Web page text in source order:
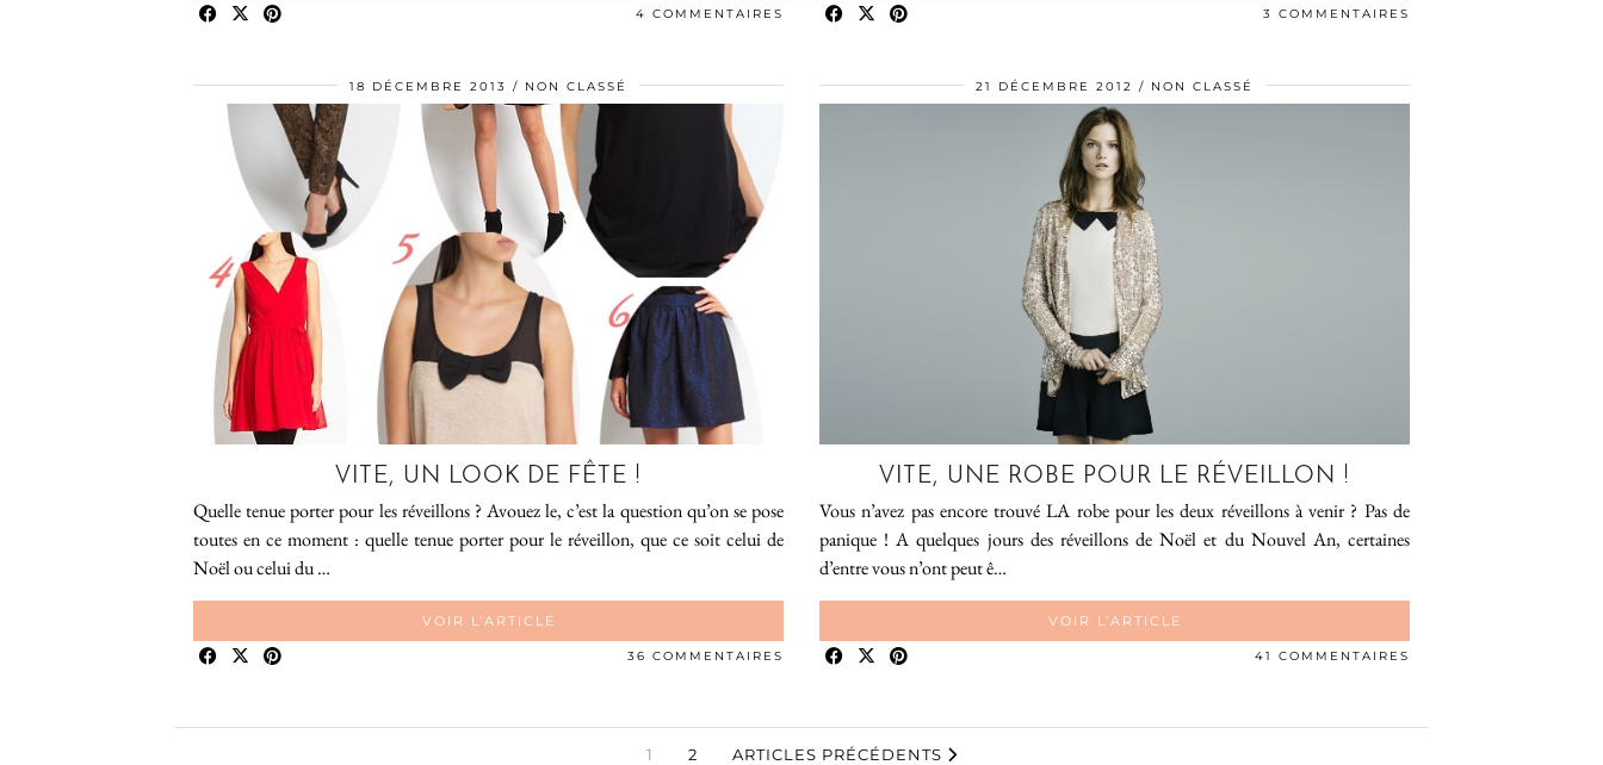
4 COMMENTAIRES 3 COMMENTAIRES
18 DÉCEMBRE 2013 NON CLASSÉ
VITE, UN LOOK DE FÊTE !
Quelle tenue porter pour les réveillons ? Avouez le, c’est la question qu’on se pose
toutes en ce moment : quelle tenue porter pour le réveillon, que ce soit celui de
Noël ou celui du …
VOIR L’ARTICLE
36 COMMENTAIRES
21 DÉCEMBRE 2012 NON CLASSÉ
VITE, UNE ROBE POUR LE RÉVEILLON !
Vous n’avez pas encore trouvé LA robe pour les deux réveillons à venir ? Pas de
panique ! A quelques jours des réveillons de Noël et du Nouvel An, certaines
d’entre vous n’ont peut ê…
VOIR L’ARTICLE
41 COMMENTAIRES
1 2 ARTICLES PRÉCÉDENTS